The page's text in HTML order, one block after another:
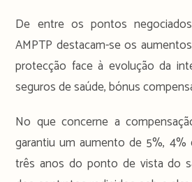
De entre os pontos
AMPTP destacam-se os
protecção face à evolução da
seguros de saúde, bónus
No que concerne a
garantiu um aumento de 5%,
três anos do ponto de vista do